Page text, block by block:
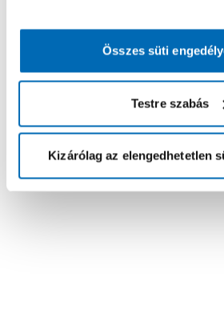
Összes süti
Testre szabás
Kizárólag az elengedhetetlen